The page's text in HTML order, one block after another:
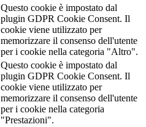
Questo cookie è impostato dal
plugin GDPR Cookie Consent. Il
cookie viene utilizzato per
memorizzare il consenso dell'utente
per i cookie nella categoria "Altro".
Questo cookie è impostato dal
plugin GDPR Cookie Consent. Il
cookie viene utilizzato per
memorizzare il consenso dell'utente
per i cookie nella categoria
"Prestazioni".